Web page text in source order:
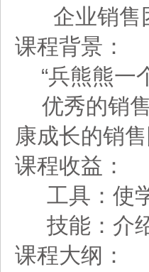
企业销售
课程背景：
“兵熊熊一
优秀的销
康成长的销售
课程收益：
工具：使
技能：介
课程大纲：